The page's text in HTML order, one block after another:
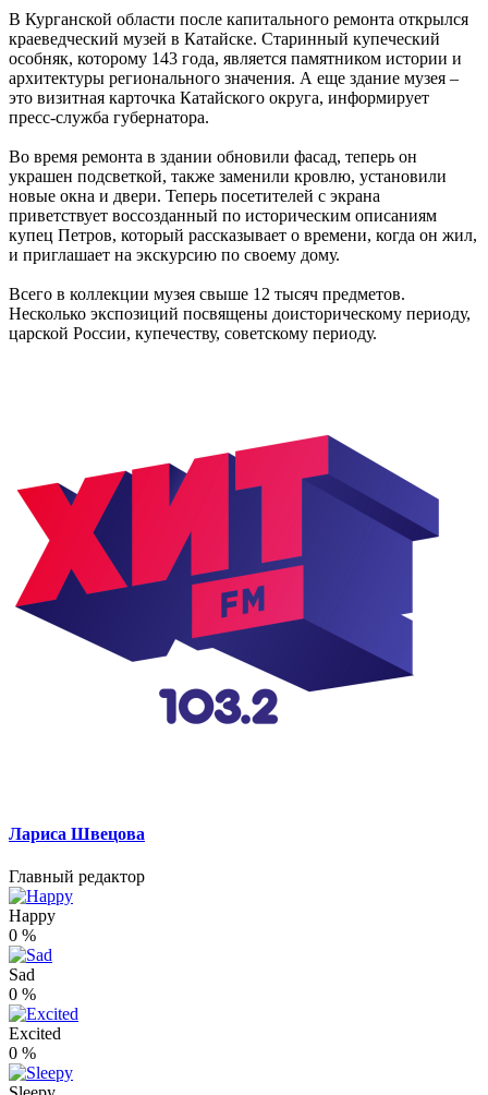
В Курганской области после капитального ремонта открылся
краеведческий музей в Катайске. Старинный купеческий
особняк, которому 143 года, является памятником истории и
архитектуры регионального значения. А еще здание музея –
это визитная карточка Катайского округа, информирует
пресс-служба губернатора.
Во время ремонта в здании обновили фасад, теперь он
украшен подсветкой, также заменили кровлю, установили
новые окна и двери. Теперь посетителей с экрана
приветствует воссозданный по историческим описаниям
купец Петров, который рассказывает о времени, когда он жил,
и приглашает на экскурсию по своему дому.
Всего в коллекции музея свыше 12 тысяч предметов.
Несколько экспозиций посвящены доисторическому периоду,
царской России, купечеству, советскому периоду.
Лариса Швецова
Главный редактор
Happy
0 %
Sad
0 %
Excited
0 %